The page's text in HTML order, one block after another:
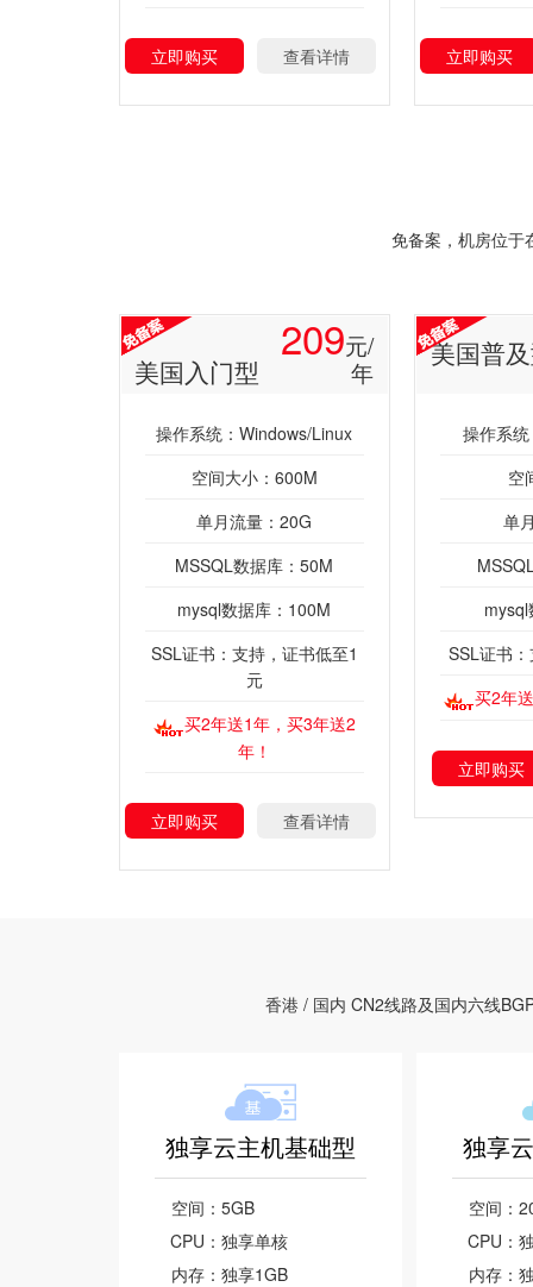
立即购买 查看详情 立即购买
免备案，机房位于
美国入门型
209元/
年
操作系统：Windows/Linux
空间大小：600M
单月流量：20G
MSSQL数据库：50M
mysql数据库：100M
SSL证书：支持，证书低至1
元
买2年送1年，买3年送2
年！
立即购买 查看详情
美国普
操作系
空
单
SSL证书
买2年
立即购买
香港 / 国内 CN2线路及国内六线
独享云主机基础型
空间： 5GB
CPU： 独享单核
内存： 独享1GB
独享
空间：
CPU：
内存：